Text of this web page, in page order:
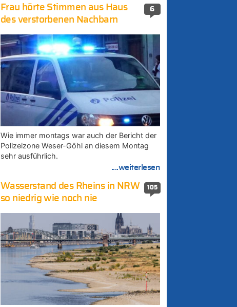
6
Frau hörte Stimmen aus Haus
des verstorbenen Nachbarn
Wie immer montags war auch der Bericht der
Polizeizone Weser-Göhl an diesem Montag
sehr ausführlich.
....weiterlesen
105
Wasserstand des Rheins in NRW
so niedrig wie noch nie